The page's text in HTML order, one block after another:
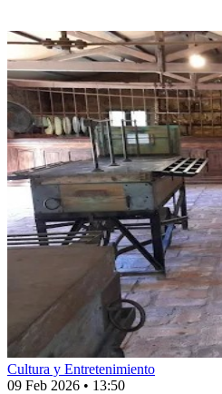
Cultura y Entretenimiento
09 Feb 2026 • 13:50